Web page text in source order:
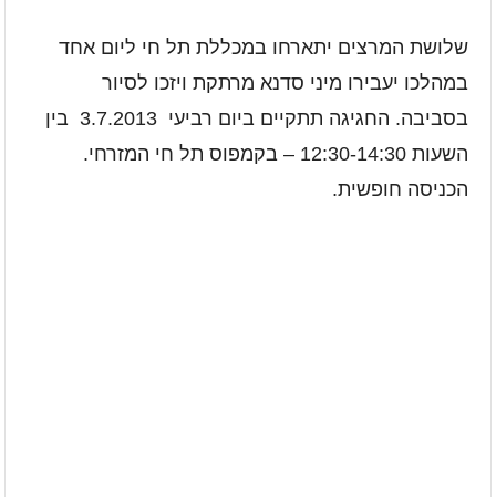
שלושת המרצים יתארחו במכללת תל חי ליום אחד
במהלכו יעבירו מיני סדנא מרתקת ויזכו לסיור
בסביבה. החגיגה תתקיים ביום רביעי 3.7.2013 בין
השעות 12:30-14:30 – בקמפוס תל חי המזרחי.
הכניסה חופשית.